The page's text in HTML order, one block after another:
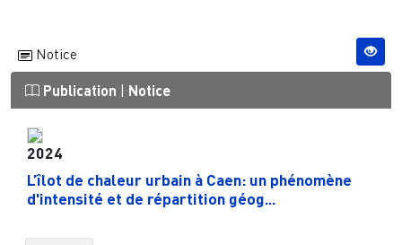
Notice
Publication Notice
2024
L’îlot de chaleur urbain à Caen: un phénomène
d'intensité et de répartition géog...